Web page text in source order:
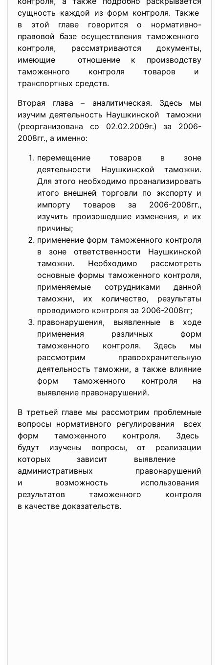
сущность каждой из форм контроля. Также
в этой главе говорится о нормативно-
правовой базе осуществления таможенного
контроля, рассматриваются документы,
имеющие отношение к производству
таможенного контроля товаров и
транспортных средств.
Вторая глава – аналитическая. Здесь мы
изучим деятельность Наушкинской таможни
(реорганизована со 02.02.2009г.) за 2006-
2008гг., а именно:
перемещение товаров в зоне
деятельности Наушкинской таможни.
Для этого необходимо проанализировать
итого внешней торговли по экспорту и
импорту товаров за 2006-2008гг.,
изучить произошедшие изменения, и их
причины;
применение форм таможенного контроля
в зоне ответственности Наушкинской
таможни. Необходимо рассмотреть
основные формы таможенного контроля,
применяемые сотрудниками данной
таможни, их количество, результаты
проводимого контроля за 2006-2008гг;
правонарушения, выявленные в ходе
применения различных форм
таможенного контроля. Здесь мы
рассмотрим правоохранительную
деятельность таможни, а также влияние
форм таможенного контроля на
выявление правонарушений.
В третьей главе мы рассмотрим проблемные
вопросы нормативного регулирования всех
форм таможенного контроля. Здесь
будут изучены вопросы, от реализации
которых зависит выявление
административных правонарушений
и возможность использования
результатов таможенного контроля
в качестве доказательств.